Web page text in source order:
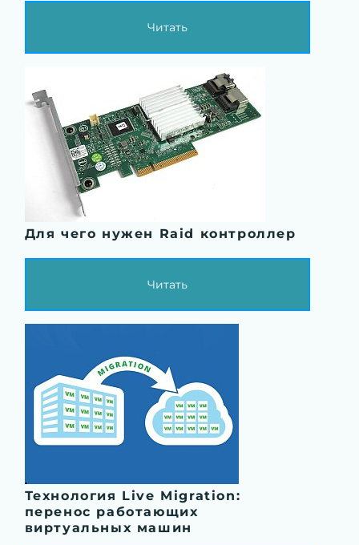
Читать
Для чего нужен Raid контроллер
Читать
Технология Live Migration:
перенос работающих
виртуальных машин